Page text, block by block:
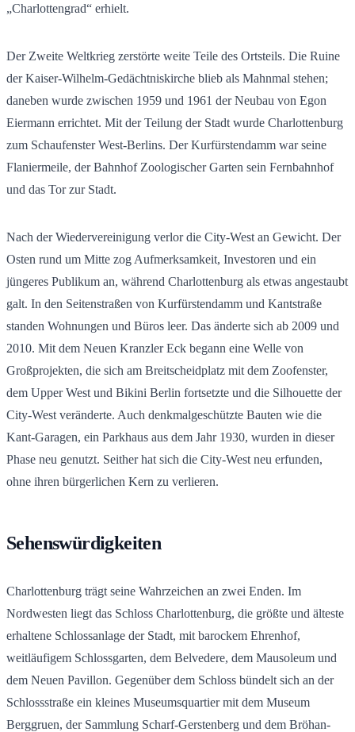
„Charlottengrad“ erhielt.
Der Zweite Weltkrieg zerstörte weite Teile des Ortsteils. Die Ruine
der Kaiser-Wilhelm-Gedächtniskirche blieb als Mahnmal stehen;
daneben wurde zwischen 1959 und 1961 der Neubau von Egon
Eiermann errichtet. Mit der Teilung der Stadt wurde Charlottenburg
zum Schaufenster West-Berlins. Der Kurfürstendamm war seine
Flaniermeile, der Bahnhof Zoologischer Garten sein Fernbahnhof
und das Tor zur Stadt.
Nach der Wiedervereinigung verlor die City-West an Gewicht. Der
Osten rund um Mitte zog Aufmerksamkeit, Investoren und ein
jüngeres Publikum an, während Charlottenburg als etwas angestaubt
galt. In den Seitenstraßen von Kurfürstendamm und Kantstraße
standen Wohnungen und Büros leer. Das änderte sich ab 2009 und
2010. Mit dem Neuen Kranzler Eck begann eine Welle von
Großprojekten, die sich am Breitscheidplatz mit dem Zoofenster,
dem Upper West und Bikini Berlin fortsetzte und die Silhouette der
City-West veränderte. Auch denkmalgeschützte Bauten wie die
Kant-Garagen, ein Parkhaus aus dem Jahr 1930, wurden in dieser
Phase neu genutzt. Seither hat sich die City-West neu erfunden,
ohne ihren bürgerlichen Kern zu verlieren.
Sehenswürdigkeiten
Charlottenburg trägt seine Wahrzeichen an zwei Enden. Im
Nordwesten liegt das Schloss Charlottenburg, die größte und älteste
erhaltene Schlossanlage der Stadt, mit barockem Ehrenhof,
weitläufigem Schlossgarten, dem Belvedere, dem Mausoleum und
dem Neuen Pavillon. Gegenüber dem Schloss bündelt sich an der
Schlossstraße ein kleines Museumsquartier mit dem Museum
Berggruen, der Sammlung Scharf-Gerstenberg und dem Bröhan-